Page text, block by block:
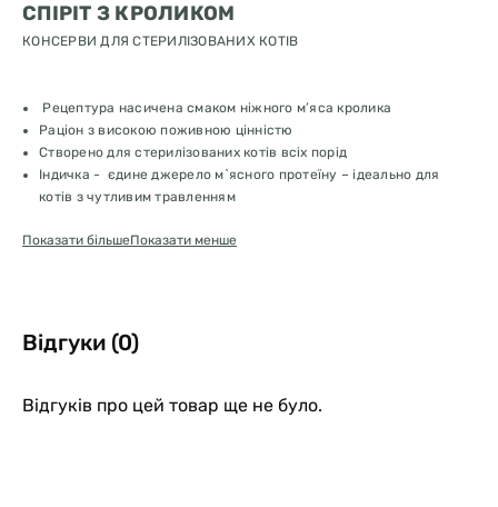
СПІРІТ З КРОЛИКОМ
КОНСЕРВИ ДЛЯ СТЕРИЛІЗОВАНИХ КОТІВ
Рецептура насичена смаком ніжного м’яса кролика
Раціон з високою поживною цінністю
Створено для стерилізованих котів всіх порід
Індичка - єдине джерело м`ясного протеїну – ідеально для
котів з чутливим травленням
Раціон з високою поживною цінністю
Без зерна та глютену
Без штучних підсилювачів смаку та ароматизаторів
Широкий вибір смаків вологих кормів АЛЬФА СПІРІТ для
різноманітного харчування вашого кота
Показати більшеПоказати менше
Відгуки (0)
Відгуків про цей товар ще не було.